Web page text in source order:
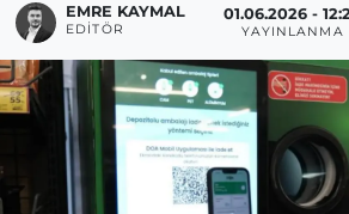
EMRE KAYMAL
EDITÖR
01.06.2026 -
YAYINLANMA